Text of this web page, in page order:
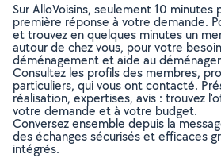
Sur AlloVoisins, seulement 10 minutes
première réponse à votre demande.
et trouvez en quelques minutes un
autour de chez vous, pour votre
déménagement et aide au
Consultez les profils des membres,
particuliers, qui vous ont contacté.
réalisation, expertises, avis : trouvez
votre demande et à votre budget.
Conversez ensemble depuis la
des échanges sécurisés et efficaces
intégrés.